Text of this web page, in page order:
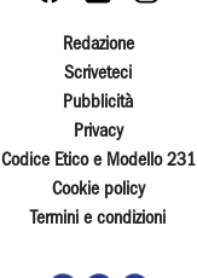
Redazione
Scriveteci
Pubblicità
Privacy
Codice Etico e Modello 231
Cookie policy
Termini e condizioni